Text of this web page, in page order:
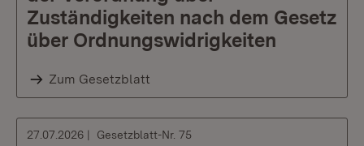
Zuständigkeiten nach dem Gesetz
über Ordnungswidrigkeiten
Zum Gesetzblatt
27.07.2026 Gesetzblatt-Nr. 75